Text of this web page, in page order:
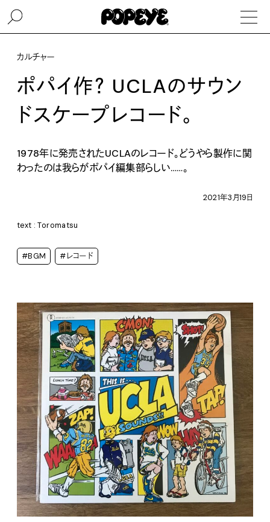
カルチャー
ポパイ作？ UCLAのサウン
ドスケープレコード。
1978年に発売されたUCLAのレコード。どうやら製作に関
わったのは我らがポパイ編集部らしい……。
2021年3月19日
text : Toromatsu
#BGM #レコード